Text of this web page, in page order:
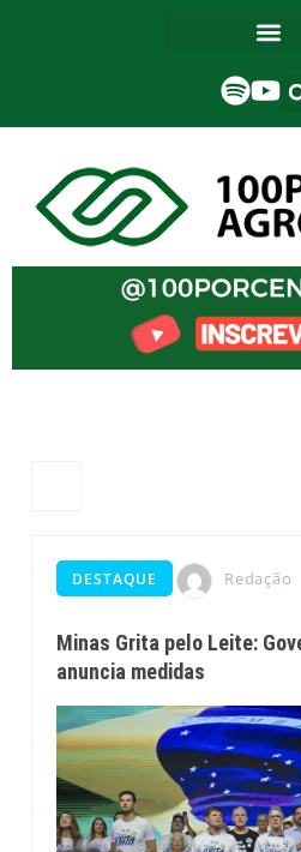
DESTAQUE Redação
Minas Grita pelo Leite:
anuncia medidas